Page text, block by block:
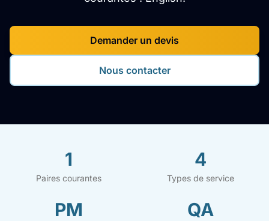
Demander un devis
Nous contacter
1
Paires courantes
4
Types de service
PM QA